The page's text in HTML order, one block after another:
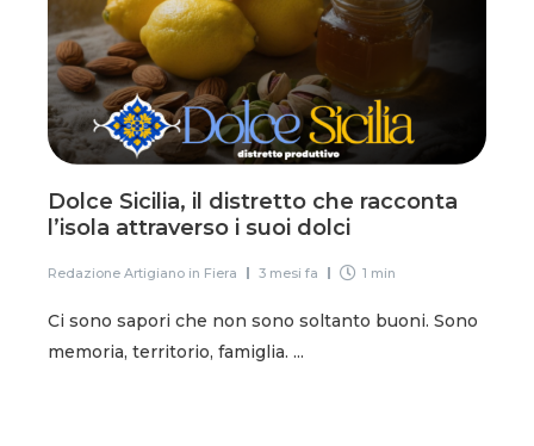
Dolce Sicilia, il distretto che racconta
l’isola attraverso i suoi dolci
Redazione Artigiano in Fiera 3 mesi fa 1 min
Ci sono sapori che non sono soltanto buoni. Sono
memoria, territorio, famiglia. ...